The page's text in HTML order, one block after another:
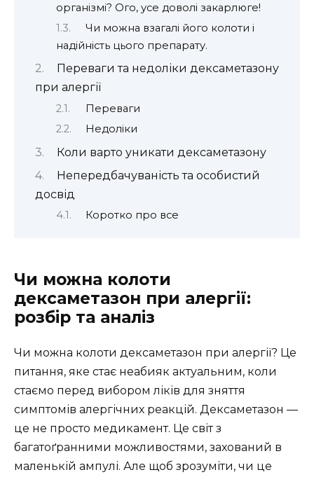
організмі? Ого, усе доволі закарлюге!
Чи можна взагалі його колоти і
надійність цього препарату.
Переваги та недоліки дексаметазону
при алергії
Переваги
Недоліки
Коли варто уникати дексаметазону
Непередбачуваність та особистий
досвід
Коротко про все
Чи можна колоти
дексаметазон при алергії:
розбір та аналіз
Чи можна колоти дексаметазон при алергії? Це
питання, яке стає неабияк актуальним, коли
стаємо перед вибором ліків для зняття
симптомів алергічних реакцій. Дексаметазон —
це не просто медикамент. Це світ з
багатоґранними можливостями, захований в
маленькій ампулі. Але щоб зрозуміти, чи це